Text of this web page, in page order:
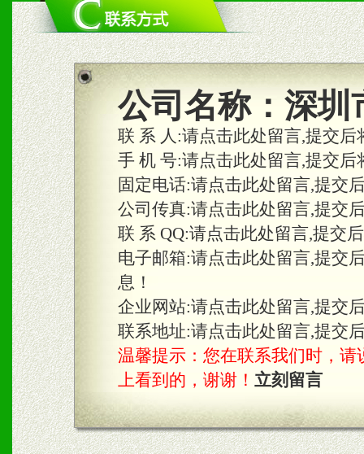
1、统一市场价格；建立全
商利润。
2、区域独家经营；建立区
合作关系。
三、物料及媒体
1、免费提供体验及宣传彩
2、不定期在各大知名网站
知名度和影响力。
3、根据地方实际情况提供
具。
四、市场操作及支持
公司名称： 深圳
联 系 人:请点击此处留言,提交
手 机 号:请点击此处留言,提交
固定电话:请点击此处留言,提交
公司传真:请点击此处留言,提交
联 系 QQ:请点击此处留言,提交
电子邮箱:请点击此处留言,提交
息！
企业网站:请点击此处留言,提交
联系地址:请点击此处留言,提交
温馨提示：您在联系我们时，请
上看到的，谢谢！ 立刻留言